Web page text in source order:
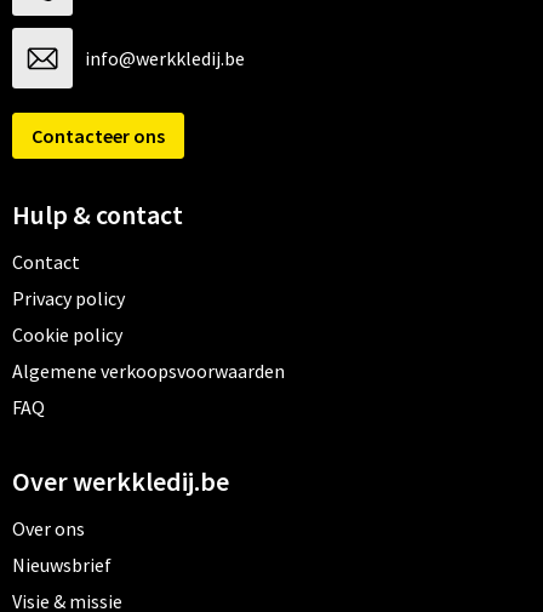
info@werkkledij.be
Contacteer ons
Hulp & contact
Contact
Privacy policy
Cookie policy
Algemene verkoopsvoorwaarden
FAQ
Over werkkledij.be
Over ons
Nieuwsbrief
Visie & missie